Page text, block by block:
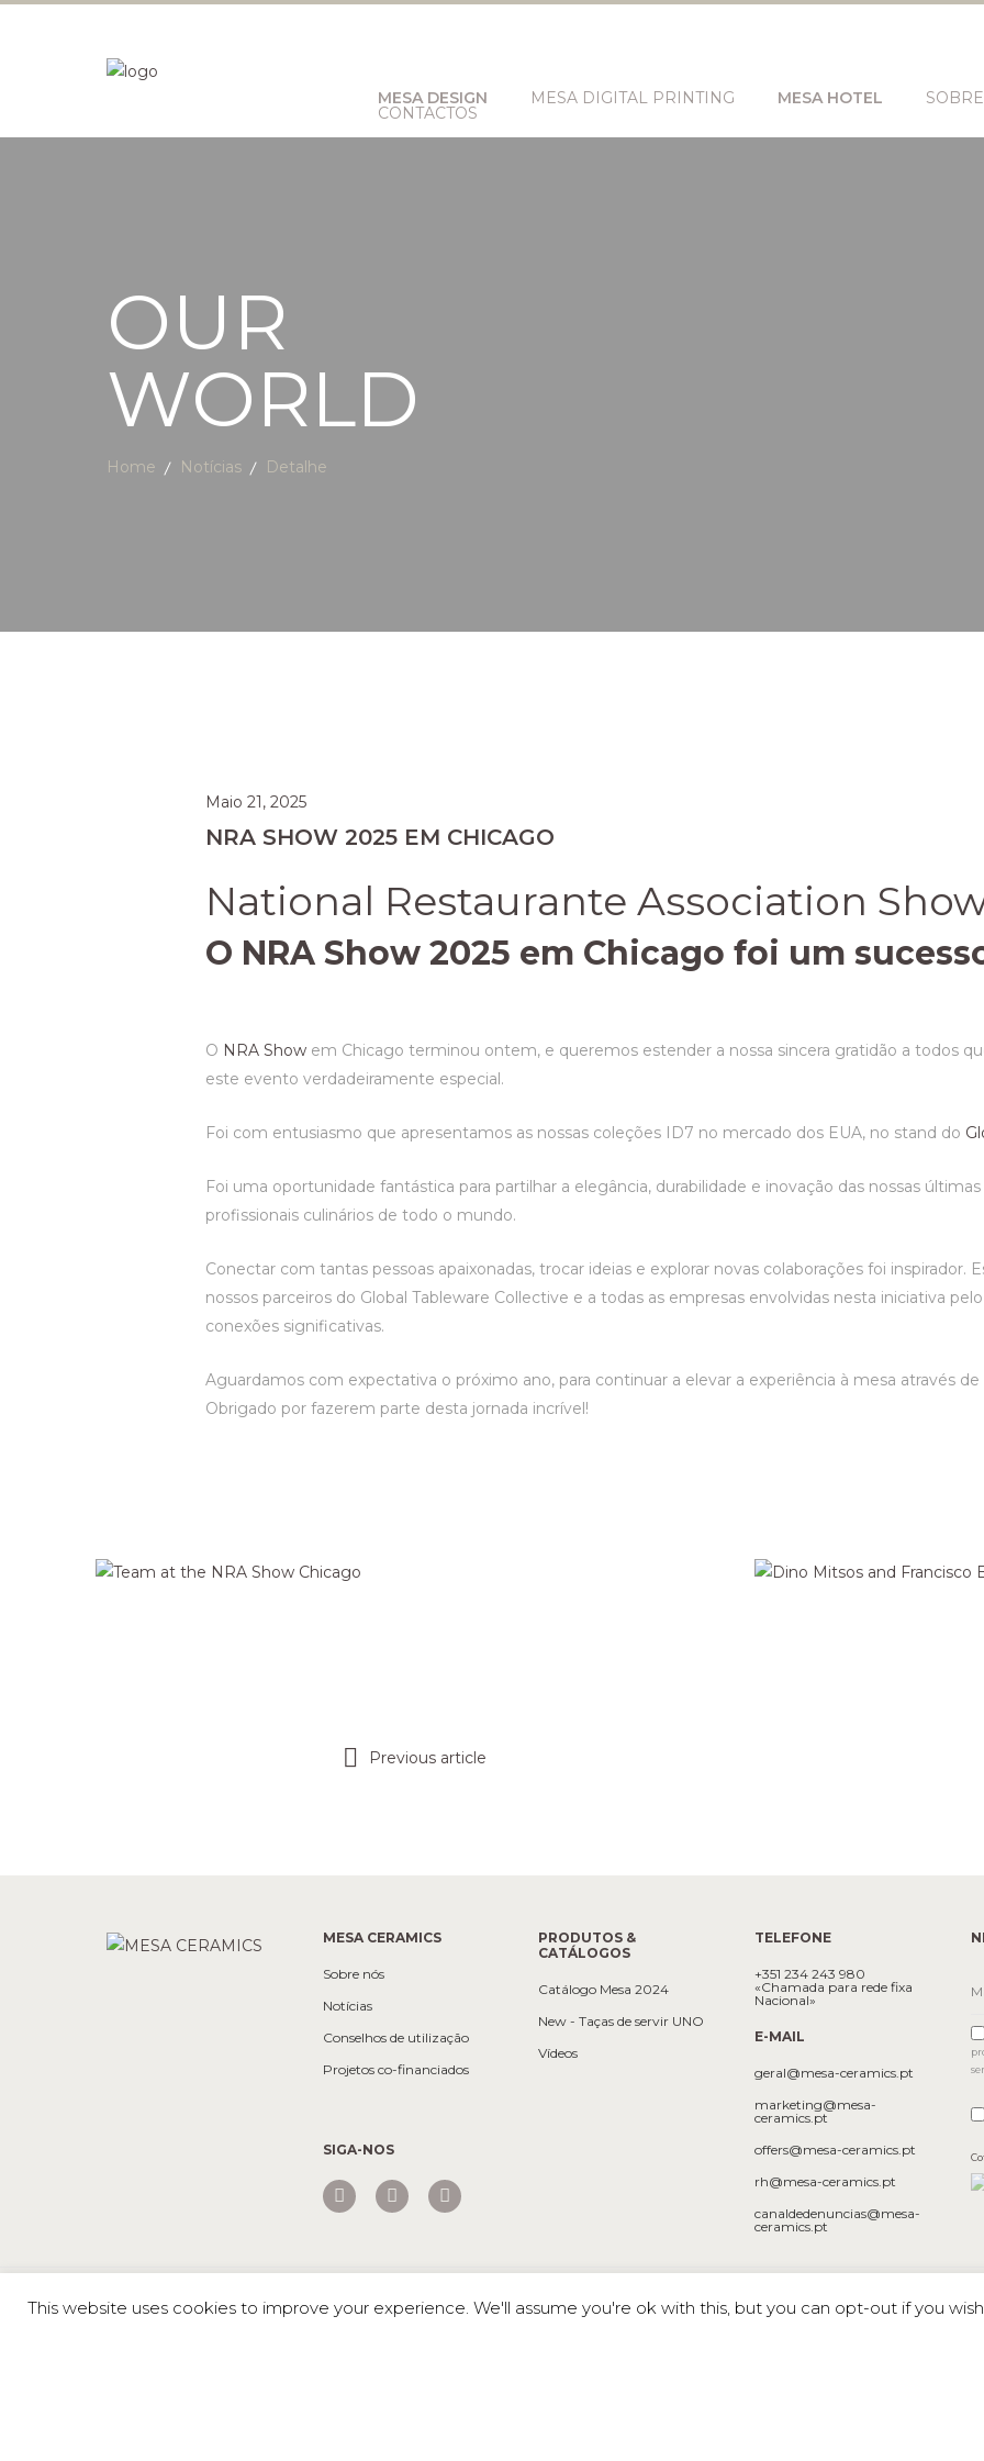
MESA DESIGN MESA DIGITAL PRINTING MESA HOTEL
CONTACTOS
OUR
WORLD
Home Notícias Detalhe
Maio 21, 2025
NRA SHOW 2025 EM CHICAGO
National Restaurante Association
O NRA Show 2025 em Chicago foi um
O NRA Show em Chicago terminou ontem, e queremos estender a nossa sincera gratidão a todos
este evento verdadeiramente especial.
Foi com entusiasmo que apresentamos as nossas coleções ID7 no mercado dos EUA, no stand do
Foi uma oportunidade fantástica para partilhar a elegância, durabilidade e inovação das nossas
profissionais culinários de todo o mundo.
Conectar com tantas pessoas apaixonadas, trocar ideias e explorar novas colaborações foi inspirador.
nossos parceiros do Global Tableware Collective e a todas as empresas envolvidas nesta iniciativa
conexões significativas.
Aguardamos com expectativa o próximo ano, para continuar a elevar a experiência à mesa através
Obrigado por fazerem parte desta jornada incrível!
Previous article
MESA CERAMICS
Sobre nós
Notícias
Conselhos de utilização
Projetos co-financiados
SIGA-NOS
PRODUTOS &
CATÁLOGOS
Catálogo Mesa 2024
New - Taças de servir UNO
Vídeos
TELEFONE
+351 234 243 980
«Chamada para rede fixa
Nacional»
E-MAIL
geral@mesa-ceramics.pt
marketing@mesa-
ceramics.pt
offers@mesa-ceramics.pt
rh@mesa-ceramics.pt
canaldedenuncias@mesa-
ceramics.pt
This website uses cookies to improve your experience. We'll assume you're ok with this, but you can opt-out if you